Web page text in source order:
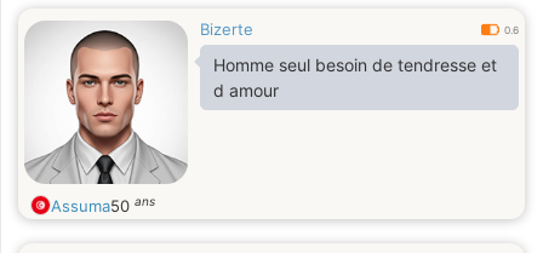
Bizerte 0.6
Homme seul besoin de tendresse et
d amour
Assuma50 ans